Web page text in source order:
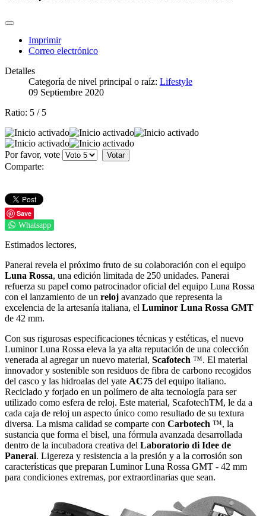
Imprimir
Correo electrónico
Detalles
Categoría de nivel principal o raíz: Lifestyle
09 Septiembre 2020
Ratio: 5 / 5
Por favor, vote
Comparte:
Save
Whatsapp
Estimados lectores,
Panerai revela el próximo fruto de su colaboración con el equipo
Luna Rossa, una edición limitada de 250 unidades. Panerai
refuerza su papel como patrocinador oficial del equipo Luna Rossa
con el lanzamiento de un reloj avanzado que representa la
excelencia de la artesanía italiana, el Luminor Luna Rossa GMT
de 42 mm.
Con sus rigurosas especificaciones técnicas y estéticas, el nuevo
Luminor Luna Rossa eleva la ya alta reputación de una colección
venerada al agregar un nuevo material, Scafotech ™. El material
innovador y sostenible son residuos de fibra de carbono recogidos
del casco y las hidroalas del yate AC75 del equipo italiano.
Reciclado y forjado en un polímero de alta tecnología para ser
utilizado como esfera de reloj. Este material, ScafotechTM, le da a
cada caja de reloj un aspecto único como resultado de su textura
diversa. La misma calidad se comparte con Carbotech ™, la
sustancia que forma el bisel, una fórmula avanzada desarrollada
dentro de la incubadora creativa del Laboratorio di Idee de
Panerai. Ligereza y resistencia a la presión y a la corrosión son
características que preparan Luminor Luna Rossa GMT - 42 mm
para condiciones extremas, por extraordinarias que sean.